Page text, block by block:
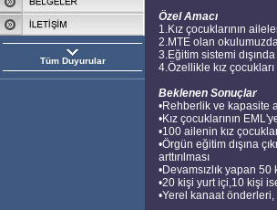
Tüm Duyurular
Özel Amacı
1.Kız çocuklarının
2.MTE olan
3.Eğitim sistemi dışında
4.Özellikle kız
Beklenen Sonuçlar
•Rehberlik ve kapasite
•Kız çocuklarının
•100 ailenin kız
•Örgün eğitim dışına
arttırılması
•Devamsızlık yapan
•20 kişi yurt içi,10 kişi
•Yerel kanaat